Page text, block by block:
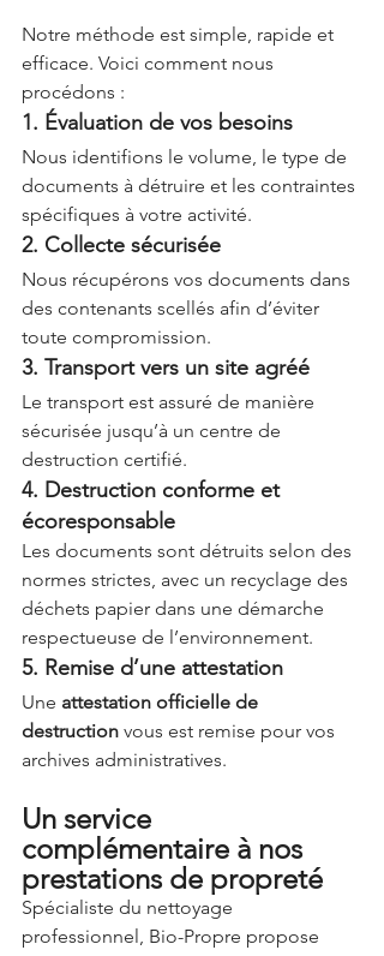
Notre méthode est simple, rapide et
efficace. Voici comment nous
procédons :
1. Évaluation de vos besoins
Nous identifions le volume, le type de
documents à détruire et les contraintes
spécifiques à votre activité.
2. Collecte sécurisée
Nous récupérons vos documents dans
des contenants scellés afin d’éviter
toute compromission.
3. Transport vers un site agréé
Le transport est assuré de manière
sécurisée jusqu’à un centre de
destruction certifié.
4. Destruction conforme et
écoresponsable
Les documents sont détruits selon des
normes strictes, avec un recyclage des
déchets papier dans une démarche
respectueuse de l’environnement.
5. Remise d’une attestation
Une attestation officielle de
destruction vous est remise pour vos
archives administratives.
Un service
complémentaire à nos
prestations de propreté
Spécialiste du nettoyage
professionnel, Bio-Propre propose